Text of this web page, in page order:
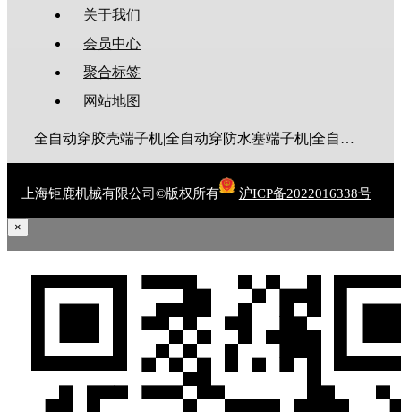
关于我们
会员中心
聚合标签
网站地图
全自动穿胶壳端子机|全自动穿防水塞端子机|全自动穿热缩管端子机|全自动穿护套端子机|全自动穿号码管端子机|全自动端子机|全自动穿防水栓端子机|端子压着机|端子压接机|静音端子机|多芯线端子机|护套线端子机|全自动排线端子机|新能源大平方压接机|电脑剥线机|自动剥线机|裁线机|剥线机
上海钜鹿机械有限公司©版权所有 沪ICP备2022016338号
×